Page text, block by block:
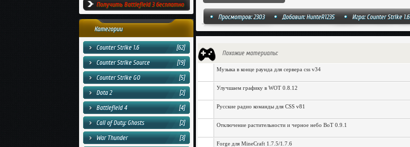
Получить Battlefield 3 бесплатно
Категории
Counter Strike 1.6
[62]
Counter Strike Source
[19]
Counter Strike GO
[5]
Dota 2
[2]
Battlefield 4
[4]
Call of Duty: Ghosts
[2]
War Thunder
[3]
Просмотров: 2303 Добавил:HunteR1235 Игра: Counter Strike 1.6
Похожие материалы:
Музыка в конце раунда для сервера css v34
Улучшаем графику в WOT 0.8.12
Русские радио команды для CSS v81
Отключение растительности и черное небо ВоТ 0.9.1
Forge для MineCraft 1.7.5/1.7.6